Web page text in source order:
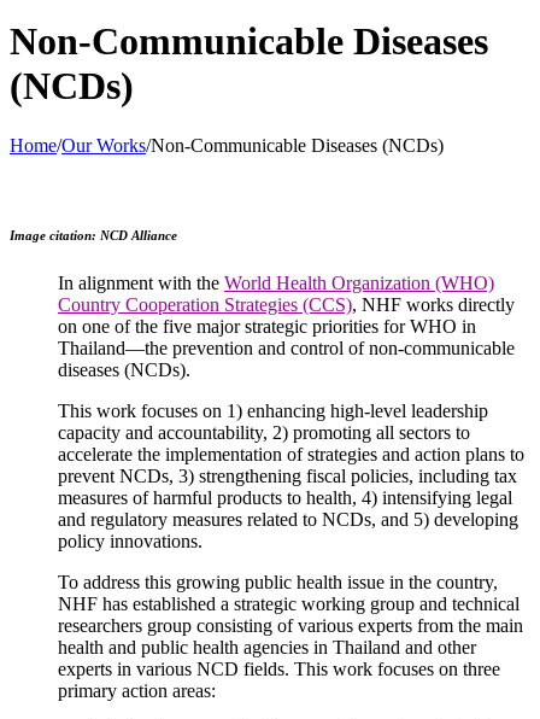
Non-Communicable Diseases
(NCDs)
Home/Our Works/Non-Communicable Diseases (NCDs)
Image citation: NCD Alliance
In alignment with the World Health Organization (WHO)
Country Cooperation Strategies (CCS), NHF works directly
on one of the five major strategic priorities for WHO in
Thailand—the prevention and control of non-communicable
diseases (NCDs).
This work focuses on 1) enhancing high-level leadership
capacity and accountability, 2) promoting all sectors to
accelerate the implementation of strategies and action plans to
prevent NCDs, 3) strengthening fiscal policies, including tax
measures of harmful products to health, 4) intensifying legal
and regulatory measures related to NCDs, and 5) developing
policy innovations.
To address this growing public health issue in the country,
NHF has established a strategic working group and technical
researchers group consisting of various experts from the main
health and public health agencies in Thailand and other
experts in various NCD fields. This work focuses on three
primary action areas: